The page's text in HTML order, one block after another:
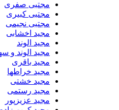
مجتبی صفری
مجتبی کبیری
مجتبی نجیمی
مجید اخشابی
مجید الوند‎
مجید الوند و سهیل
مجید باقری
مجید خراطها
مجید خشتی
مجید رستمی
مجید عزیزپور